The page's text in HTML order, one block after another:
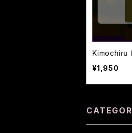
Kimochiru
¥1,950